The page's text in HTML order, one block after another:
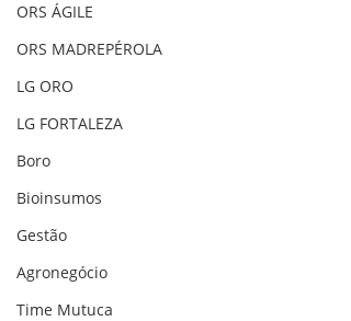
ORS ÁGILE
ORS MADREPÉROLA
LG ORO
LG FORTALEZA
Boro
Bioinsumos
Gestão
Agronegócio
Time Mutuca